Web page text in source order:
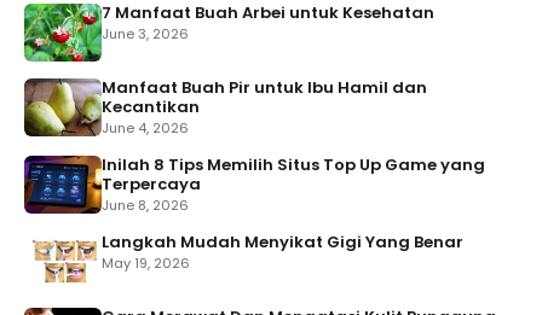
7 Manfaat Buah Arbei untuk Kesehatan
June 3, 2026
Manfaat Buah Pir untuk Ibu Hamil dan
Kecantikan
June 4, 2026
Inilah 8 Tips Memilih Situs Top Up Game yang
Terpercaya
June 8, 2026
Langkah Mudah Menyikat Gigi Yang Benar
May 19, 2026